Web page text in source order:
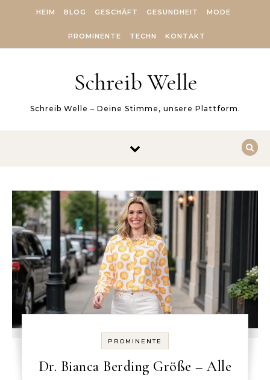
HEIM BLOG GESCHÄFT GESUNDHEIT MODE
PROMINENTE TECHN KONTAKT
Schreib Welle
Schreib Welle – Deine Stimme, unsere Plattform.
PROMINENTE
Dr. Bianca Berding Größe – Alle